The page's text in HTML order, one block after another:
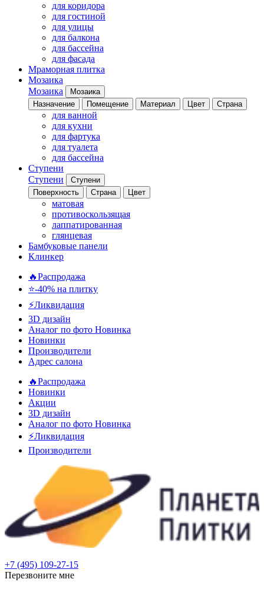
для коридора
для гостиной
для улицы
для балкона
для бассейна
для фасада
Мраморная плитка
Мозаика
Мозаика
Мозаика
Назначение
Помещение Материал Цвет Страна
для ванной
для кухни
для фартука
для туалета
для бассейна
Ступени
Ступени
Ступени
Поверхность
Страна Цвет
матовая
противоскользящая
лаппатированная
глянцевая
Бамбуковые панели
Клинкер
🔥Распродажа
⭐-40% на плитку
⚡️Ликвидация
3D дизайн
Аналог по фото Новинка
Новинки
Производители
Адрес салона
🔥Распродажа
Новинки
Акции
3D дизайн
Аналог по фото Новинка
⚡Ликвидация
Производители
+7 (495) 109-27-15
Перезвоните мне